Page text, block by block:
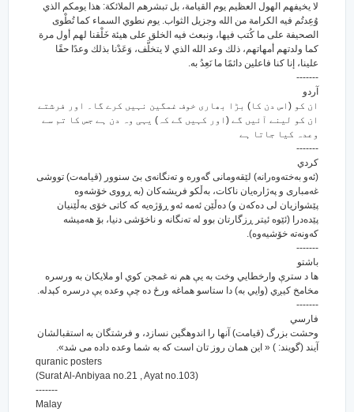
لا يخيفهم الهول العظيم يوم القيامة، بل تبشرهم الملائكة: هذا يومكم الذي
وُعِدتُم فيه الكرامة من الله وجزيل الثواب. يوم نطوي السماء كما تُطْوى
الصحيفة على ما كُتب فيها، ونبعث فيه الخلق على هيئة خَلْقنا لهم أول مرة
كما ولدتهم أمهاتهم، ذلك وعد الله الذي لا يتخلَّف، وَعَدْنا بذلك وعدًا حقًا
علينا، إنا كنا فاعلين دائمًا ما نَعِدُ به.
-------
آردو
ان کو (اس دن کا) بڑا بھاری خوف غمگین نہیں کرے گا۔ اور فرشتے
ان کو لینے آئیں گے (اور کہیں گے کہ) یہی وہ دن ہے جس کا تم سے
وعدہ کیا جاتا ہے
-------
كردي
(ئه‌و به‌خته‌وه‌رانه‌) لێقه‌ومانی گه‌وره و ته‌نگانه‌ی بێ سنوور (قیامه‌ت) تووشی
غه‌مباری و په‌ژاره‌یان ناکات، به‌ڵکو فریشه‌کان (به ڕووی خۆشه‌وه
پێشوازیان لی ده‌که‌ن و) ده‌ڵێن ئه‌مه ئه‌و ڕۆژه‌یه که کاتی خۆی به‌ڵێنیان
پێده‌درا (ئێوه ئیتر ڕزگارتان بوو له ته‌نگانه و ناخۆشی دنیا، بۆ هه‌میشه
که‌ونه‌ته خۆشیه‌وه‌).
-------
باشتو
ها د سترې وارخطايي وخت به يې هم نه غمجن كوي او ملايكان به ورسره
مخامخ كيږي (وايي به) دا ستاسو هماغه ورځ ده چې وعده يې درسره كېدله.
-------
فارسي
وحشت بزرگ (قیامت) آنها را اندوهگین نسازد، و فرشتگان به استقبالشان
آیند (گویند: ) « این همان روز تان است که به شما وعده داده می شد».
quranic posters
(Surat Al-Anbiyaa no.21 , Ayat no.103)
-------
Malay